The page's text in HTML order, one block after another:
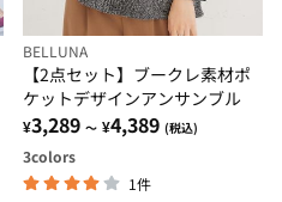
BELLUNA
【2点セット】ブークレ素材ポ
ケットデザインアンサンブル
¥3,289 ～ ¥4,389 (税込)
3colors
1件